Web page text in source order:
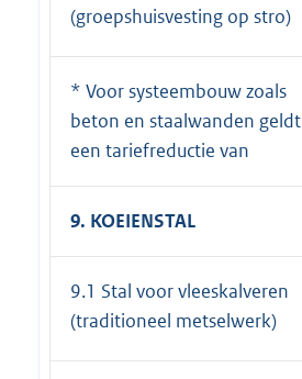
(groepshuisvesting op stro)
* Voor systeembouw zoals
beton en staalwanden geldt
een tariefreductie van
9. KOEIENSTAL
9.1 Stal voor vleeskalveren
(traditioneel metselwerk)